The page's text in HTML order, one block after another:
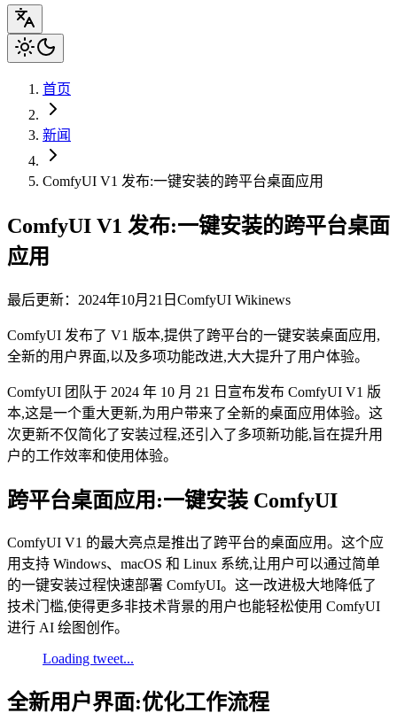
首页
新闻
ComfyUI V1 发布:一键安装的跨平台桌面应用
ComfyUI V1 发布:一键安装的跨平台桌面
应用
最后更新：2024年10月21日 ComfyUI Wikinews
ComfyUI 发布了 V1 版本,提供了跨平台的一键安装桌面应用,
全新的用户界面,以及多项功能改进,大大提升了用户体验。
ComfyUI 团队于 2024 年 10 月 21 日宣布发布 ComfyUI V1 版
本,这是一个重大更新,为用户带来了全新的桌面应用体验。这
次更新不仅简化了安装过程,还引入了多项新功能,旨在提升用
户的工作效率和使用体验。
跨平台桌面应用:一键安装 ComfyUI
ComfyUI V1 的最大亮点是推出了跨平台的桌面应用。这个应
用支持 Windows、macOS 和 Linux 系统,让用户可以通过简单
的一键安装过程快速部署 ComfyUI。这一改进极大地降低了
技术门槛,使得更多非技术背景的用户也能轻松使用 ComfyUI
进行 AI 绘图创作。
Loading tweet...
全新用户界面:优化工作流程